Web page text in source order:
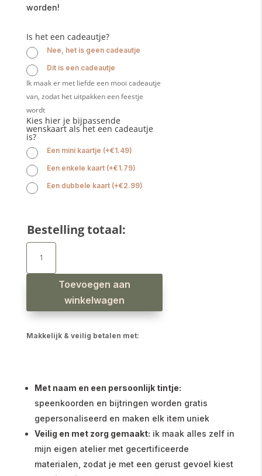
worden!
Is het een cadeautje?
Nee, het is geen cadeautje
Dit is een cadeautje
Ik maak er met liefde een mooi cadeautje
van, zodat het uitpakken een feestje
wordt
Kies hier je bijpassende
wenskaart als het een cadeautje
is?
Een mini kaartje (+€1.49)
Een enkele kaart (+€1.79)
Een dubbele kaart (+€2.99)
Bestelling totaal:
Siliconen
bruin
Toevoegen aan
winkelwagen
Makkelijk & veilig betalen met:
Met naam en een persoonlijk tintje:
speenkoorden en bijtringen worden gratis
gepersonaliseerd en maken elk item uniek
Veilig en met zorg gemaakt: ik maak alles zelf in
mijn eigen atelier met gecertificeerde
materialen, zodat je met een gerust gevoel kiest